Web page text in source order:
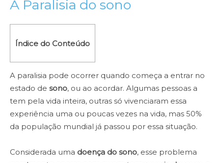
A Paralisia do sono
Índice do Conteúdo
A paralisia pode ocorrer quando começa a entrar no
estado de sono, ou ao acordar. Algumas pessoas a
tem pela vida inteira, outras só vivenciaram essa
experiência uma ou poucas vezes na vida, mas 50%
da população mundial já passou por essa situação.
Considerada uma doença do sono, esse problema